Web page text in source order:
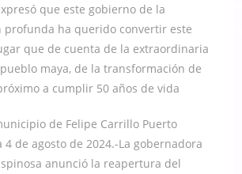
que este gobierno de la
profunda ha querido convertir este
que de cuenta de la extraordinaria
maya, de la transformación de
a cumplir 50 años de vida
de Felipe Carrillo Puerto
4 de agosto de 2024.-La gobernadora
anunció la reapertura del